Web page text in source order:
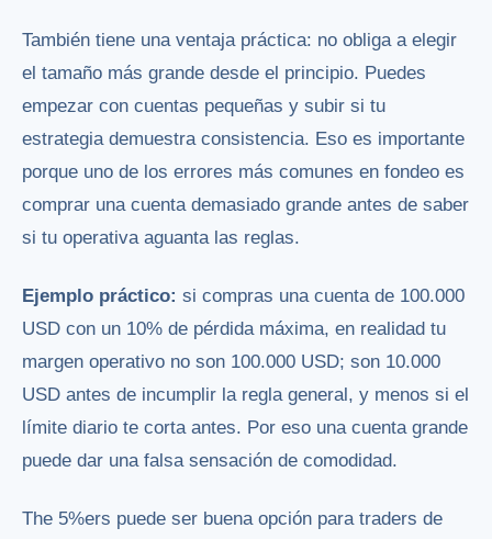
También tiene una ventaja práctica: no obliga a elegir
el tamaño más grande desde el principio. Puedes
empezar con cuentas pequeñas y subir si tu
estrategia demuestra consistencia. Eso es importante
porque uno de los errores más comunes en fondeo es
comprar una cuenta demasiado grande antes de saber
si tu operativa aguanta las reglas.
Ejemplo práctico: si compras una cuenta de 100.000
USD con un 10% de pérdida máxima, en realidad tu
margen operativo no son 100.000 USD; son 10.000
USD antes de incumplir la regla general, y menos si el
límite diario te corta antes. Por eso una cuenta grande
puede dar una falsa sensación de comodidad.
The 5%ers puede ser buena opción para traders de